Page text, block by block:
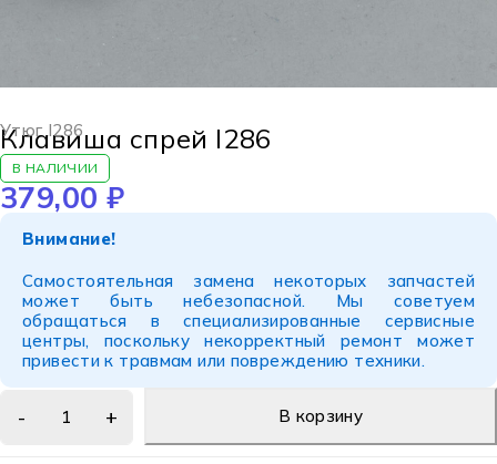
Утюг I286
Клавиша спрей I286
В НАЛИЧИИ
379,00 ₽
Внимание!
Самостоятельная замена некоторых запчастей
может быть небезопасной. Мы советуем
обращаться в специализированные сервисные
центры, поскольку некорректный ремонт может
привести к травмам или повреждению техники.
В корзину